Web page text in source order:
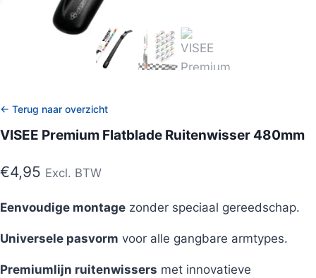
← Terug naar overzicht
VISEE Premium Flatblade Ruitenwisser 480mm
€4,95 Excl. BTW
Eenvoudige montage zonder speciaal gereedschap.
Universele pasvorm voor alle gangbare armtypes.
Premiumlijn ruitenwissers met innovatieve